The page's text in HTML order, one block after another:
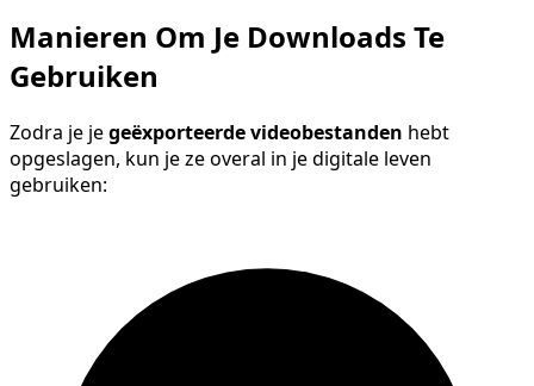
Manieren Om Je Downloads Te
Gebruiken
Zodra je jegeëxporteerde videobestanden hebt
opgeslagen, kun je ze overal in je digitale leven
gebruiken: